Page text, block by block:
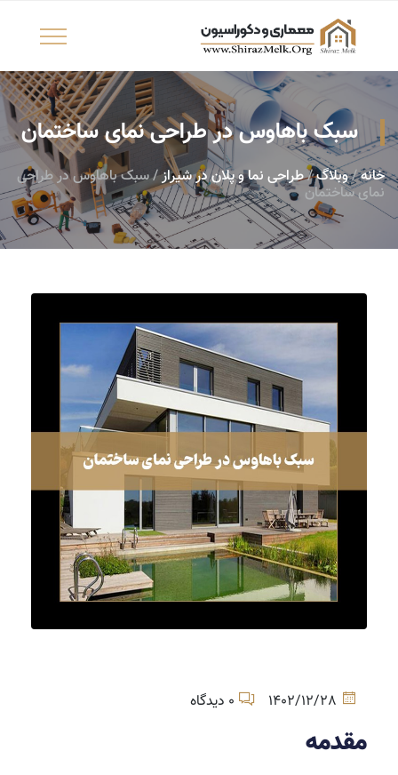
سبک باهاوس در طراحی نمای ساختمان
خانه/وبلاگ/طراحی نما و پلان در شیراز/ سبک باهاوس در طراحی
نمای ساختمان
مقدمه